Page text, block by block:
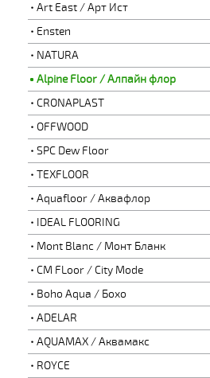
Art East / Арт Ист
Ensten
NATURA
Alpine Floor / Алпайн флор
CRONAPLAST
OFFWOOD
SPC Dew Floor
TEXFLOOR
Aquafloor / Аквафлор
IDEAL FLOORING
Mont Blanc / Монт Бланк
CM FLoor / City Mode
Boho Aqua / Бохо
ADELAR
AQUAMAX / Аквамакс
ROYCE